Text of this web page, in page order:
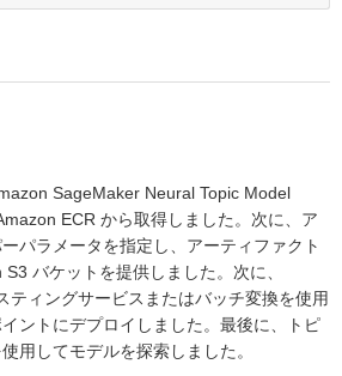
ます。
して永続的なエンドポイントをセットアッ
論を取得するには、 Amazon SageMaker
す。
スに最適なアプローチを選択できるよう
ョンを提供します。
法) は、次元削減のための非線形手法で
近傍間の距離が結果として得られる低次
ピックベクトルを 2D 空間で視覚化する
きます。
スタンスで、以下のコードをコピーして
け、[実行] を選択します。
SageMaker Neural Topic Model
ECR から取得しました。次に、ア
パラメータを指定し、アーティファクト
バケットを提供しました。次に、
ティングサービスまたはバッチ変換を使用
ントにデプロイしました。最後に、トピ
用してモデルを探索しました。